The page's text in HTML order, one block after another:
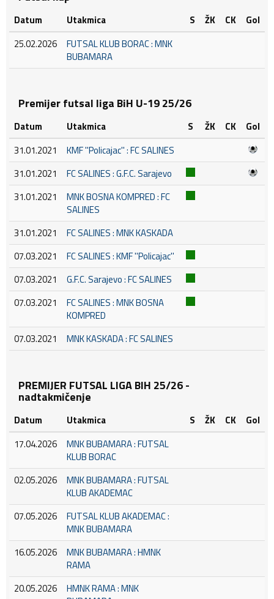
Datum Utakmica S ŽK CK
Gol
25.02.2026
FUTSAL KLUB BORAC : MNK
BUBAMARA
Premijer futsal liga BiH U-19 25/26
Datum Utakmica S ŽK CK
Gol
31.01.2021
KMF ''Policajac'' : FC SALINES
31.01.2021
FC SALINES : G.F.C. Sarajevo
31.01.2021
MNK BOSNA KOMPRED : FC
SALINES
31.01.2021
FC SALINES : MNK KASKADA
07.03.2021
FC SALINES : KMF ''Policajac''
07.03.2021
G.F.C. Sarajevo : FC SALINES
07.03.2021
FC SALINES : MNK BOSNA
KOMPRED
07.03.2021
MNK KASKADA : FC SALINES
PREMIJER FUTSAL LIGA BIH 25/26 -
nadtakmičenje
Datum Utakmica S ŽK CK
Gol
17.04.2026
MNK BUBAMARA : FUTSAL
KLUB BORAC
02.05.2026
MNK BUBAMARA : FUTSAL
KLUB AKADEMAC
07.05.2026
FUTSAL KLUB AKADEMAC :
MNK BUBAMARA
16.05.2026
MNK BUBAMARA : HMNK
RAMA
20.05.2026
HMNK RAMA : MNK